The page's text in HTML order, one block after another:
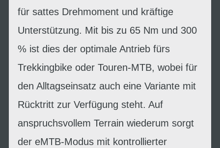
für sattes Drehmoment und kräftige
Unterstützung. Mit bis zu 65 Nm und 300
% ist dies der optimale Antrieb fürs
Trekkingbike oder Touren-MTB, wobei für
den Alltagseinsatz auch eine Variante mit
Rücktritt zur Verfügung steht. Auf
anspruchsvollem Terrain wiederum sorgt
der eMTB-Modus mit kontrollierter